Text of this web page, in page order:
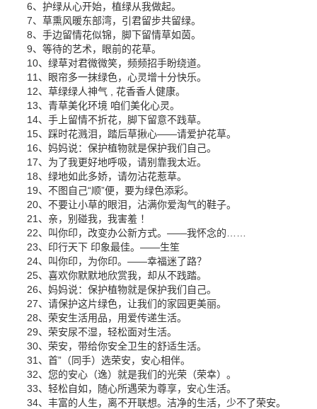
6、护绿从心开始，植绿从我做起。
7、草熏风暖东部湾，引君留步共留绿。
8、手边留情花似锦，脚下留情草如茵。
9、等待的艺术，眼前的花草。
10、绿草对君微微笑，频频招手盼绕道。
11、眼帘多一抹绿色，心灵增十分快乐。
12、草绿绿人神气 , 花香香人健康。
13、青草美化环境 咱们美化心灵。
14、手上留情不折花，脚下留意不践草。
15、踩时花溅泪，踏后草揪心——请爱护花草。
16、妈妈说：保护植物就是保护我们自己。
17、为了我更好地呼吸，请别靠我太近。
18、绿地如此多娇，请勿沾花惹草。
19、不图自己“顺”便，要为绿色添彩。
20、不要让小草的眼泪，沾满你爱淘气的鞋子。
21、亲，别碰我，我害羞 ！
22、叫你印，改变办公新方式。——我怀念的……
23、印行天下 印象最佳。——生笙
24、叫你印，为你印。——幸福迷了路？
25、喜欢你默默地欣赏我，却从不践踏。
26、妈妈说：保护植物就是保护我们自己。
27、请保护这片绿色，让我们的家园更美丽。
28、荣安生活用品，用爱传递生活。
29、荣安尿不湿，轻松面对生活。
30、荣安，带给你安全卫生的舒适生活。
31、首”（同手）选荣安，安心相伴。
32、您的安心（逸）就是我们的光荣（荣幸）。
33、轻松自如，随心所遇荣为尊享，安心生活。
34、丰富的人生，离不开联想。洁净的生活，少不了荣安。